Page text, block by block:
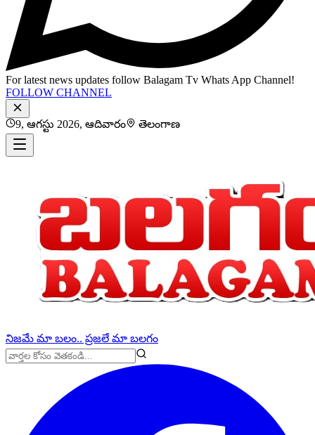
For latest news updates follow Balagam Tv Whats App Channel!
FOLLOW CHANNEL
9, ఆగస్టు 2026, ఆదివారం తెలంగాణ
నిజమే మా బలం.. ప్రజలే మా బలగం